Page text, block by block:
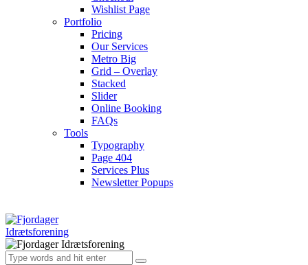
Wishlist Page
Portfolio
Pricing
Our Services
Metro Big
Grid – Overlay
Stacked
Slider
Online Booking
FAQs
Tools
Typography
Page 404
Services Plus
Newsletter Popups